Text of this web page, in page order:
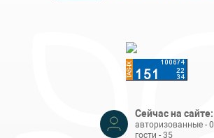
Сейчас на сайте:
авторизованные - 0
гости - 35